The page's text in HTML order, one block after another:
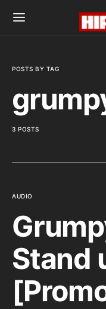
POSTS BY TAG
3 POSTS
AUDIO
Stand